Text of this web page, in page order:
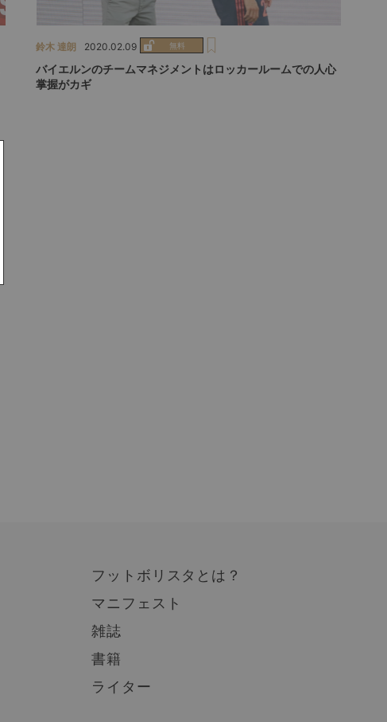
鈴木 達朗 2020.02.09
バイエルンのチームマネジメントはロッカールームでの人心
掌握がカギ
フットボリスタとは？
マニフェスト
雑誌
書籍
ライター